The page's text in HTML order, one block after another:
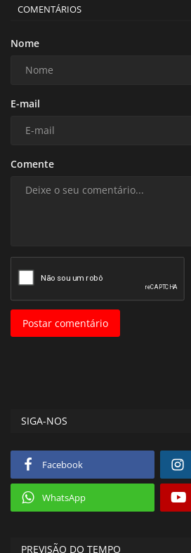
COMENTÁRIOS
Nome
E-mail
Comente
Postar comentário
SIGA-NOS
Facebook
WhatsApp
PREVISÃO DO TEMPO